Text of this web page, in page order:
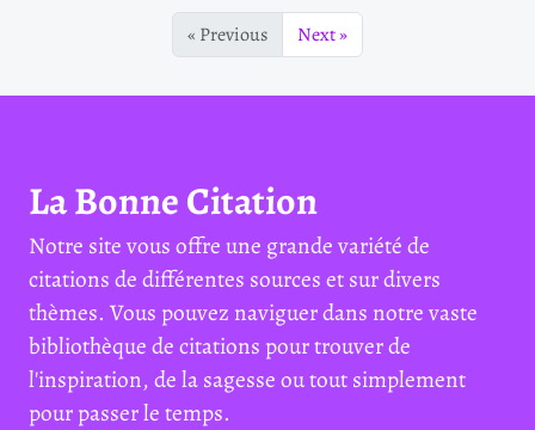
« Previous Next »
La Bonne Citation
Notre site vous offre une grande variété de
citations de différentes sources et sur divers
thèmes. Vous pouvez naviguer dans notre vaste
bibliothèque de citations pour trouver de
l'inspiration, de la sagesse ou tout simplement
pour passer le temps.